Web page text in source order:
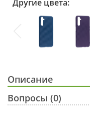
Другие цвета:
Описание
Вопросы (0)